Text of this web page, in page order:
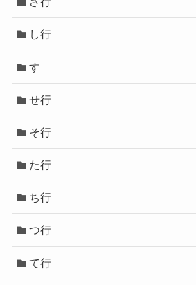
し行
す
せ行
そ行
た行
ち行
つ行
て行